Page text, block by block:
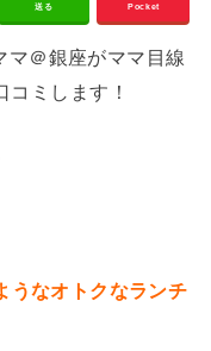
送る Pocket
＠銀座がママ目線
ミします！
うなオトクなランチ